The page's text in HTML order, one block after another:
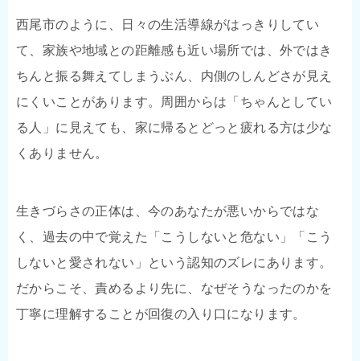
西尾市のように、日々の生活導線がはっきりしてい
て、家族や地域との距離感も近い場所では、外ではき
ちんと振る舞えてしまうぶん、内側のしんどさが見え
にくいことがあります。周囲からは「ちゃんとしてい
る人」に見えても、家に帰るとどっと疲れる方は少な
くありません。
生きづらさの正体は、今のあなたが悪いからではな
く、過去の中で覚えた「こうしないと危ない」「こう
しないと愛されない」という認知のズレにあります。
だからこそ、責めるより先に、なぜそうなったのかを
丁寧に理解することが回復の入り口になります。